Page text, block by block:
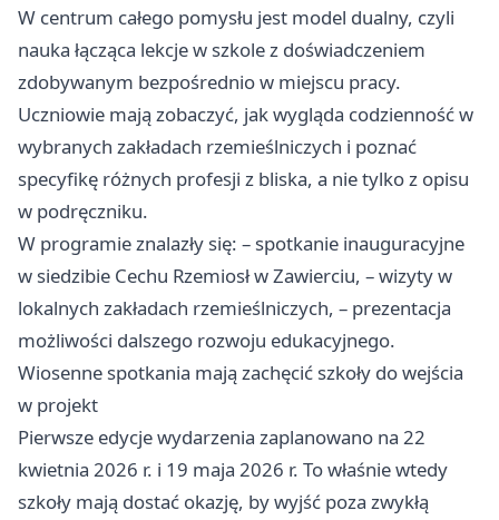
W centrum całego pomysłu jest model dualny, czyli
nauka łącząca lekcje w szkole z doświadczeniem
zdobywanym bezpośrednio w miejscu pracy.
Uczniowie mają zobaczyć, jak wygląda codzienność w
wybranych zakładach rzemieślniczych i poznać
specyfikę różnych profesji z bliska, a nie tylko z opisu
w podręczniku.
W programie znalazły się: – spotkanie inauguracyjne
w siedzibie Cechu Rzemiosł w Zawierciu, – wizyty w
lokalnych zakładach rzemieślniczych, – prezentacja
możliwości dalszego rozwoju edukacyjnego.
Wiosenne spotkania mają zachęcić szkoły do wejścia
w projekt
Pierwsze edycje wydarzenia zaplanowano na 22
kwietnia 2026 r. i 19 maja 2026 r. To właśnie wtedy
szkoły mają dostać okazję, by wyjść poza zwykłą